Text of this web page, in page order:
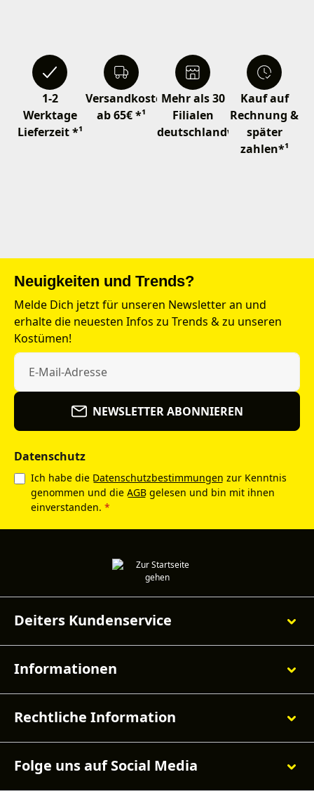
1-2
Werktage
Lieferzeit *¹
Versandkostenfrei
ab 65€ *¹
Mehr als 30
Filialen
deutschlandweit
Kauf auf
Rechnung &
später
zahlen*¹
Neuigkeiten und Trends?
Melde Dich jetzt für unseren Newsletter an und
erhalte die neuesten Infos zu Trends & zu unseren
Kostümen!
NEWSLETTER ABONNIEREN
Datenschutz
Ich habe die Datenschutzbestimmungen zur Kenntnis
genommen und die AGB gelesen und bin mit ihnen
einverstanden. *
Deiters Kundenservice
Informationen
Rechtliche Information
Folge uns auf Social Media